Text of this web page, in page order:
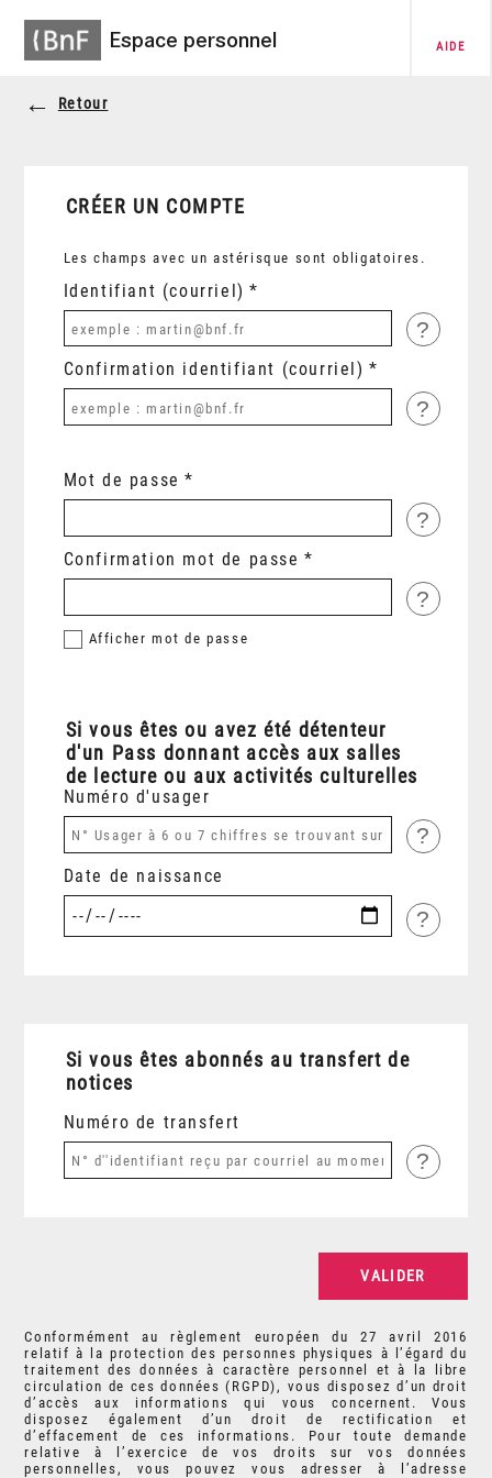
Espace personnel AIDE
Retour
CRÉER UN COMPTE
Les champs avec un astérisque sont obligatoires.
Identifiant (courriel)
?
Confirmation identifiant (courriel)
?
Mot de passe
?
Confirmation mot de passe
?
Afficher mot de passe
Si vous êtes ou avez été détenteur
d'un Pass donnant accès aux salles
de lecture ou aux activités culturelles
Numéro d'usager
?
Date de naissance
?
Si vous êtes abonnés au transfert de
notices
Numéro de transfert
?
Conformément au règlement européen du 27 avril 2016
relatif à la protection des personnes physiques à l’égard du
traitement des données à caractère personnel et à la libre
circulation de ces données (RGPD), vous disposez d’un droit
d’accès aux informations qui vous concernent. Vous
disposez également d’un droit de rectification et
d’effacement de ces informations. Pour toute demande
relative à l’exercice de vos droits sur vos données
personnelles, vous pouvez vous adresser à l’adresse